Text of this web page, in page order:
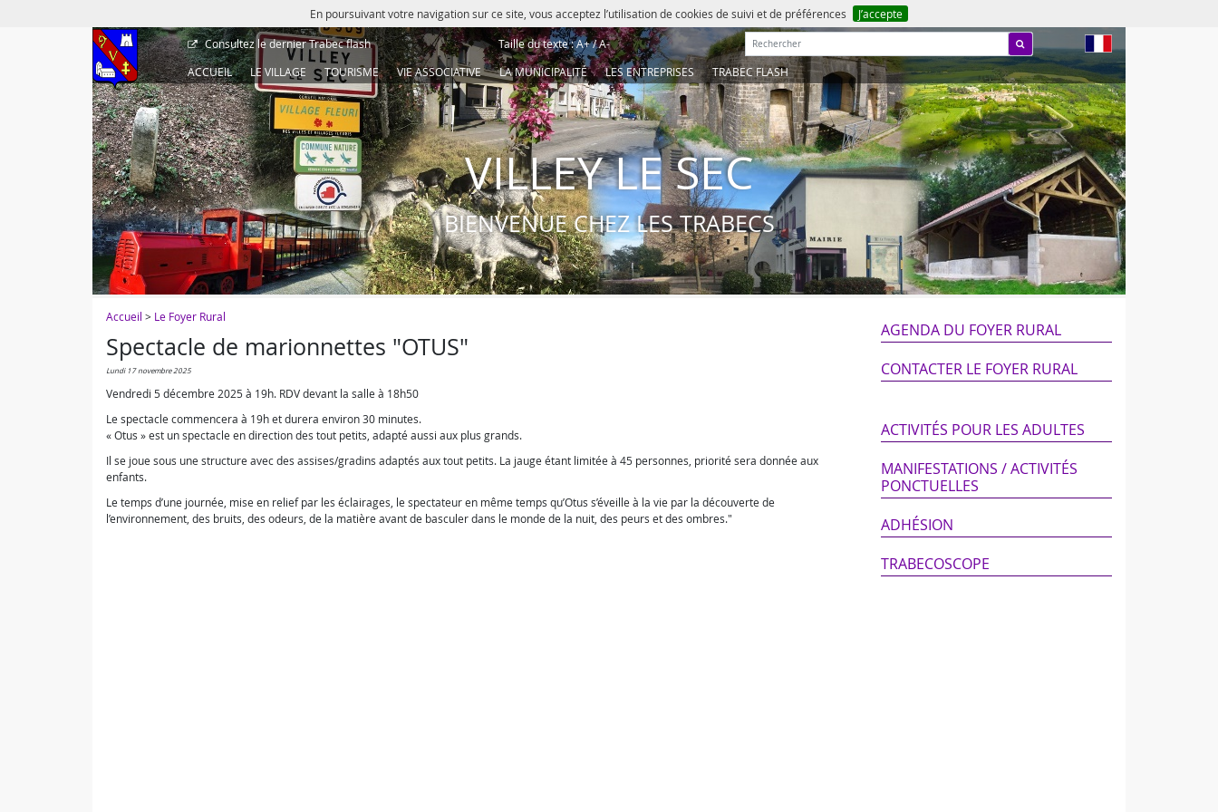
En poursuivant votre navigation sur ce site, vous acceptez l’utilisation de cookies de suivi et de préférences J’accepte
Consultez le dernierTrabec flash Taille du texte :A+/A- Rechercher :
ACCUEIL
LE VILLAGE TOURISME VIE ASSOCIATIVE LA MUNICIPALITÉ LES ENTREPRISES TRABEC FLASH
VILLEY LE SEC
BIENVENUE CHEZ LES TRABECS
Accueil > Le Foyer Rural
Spectacle de marionnettes "OTUS"
lundi 17 novembre 2025
Vendredi 5 décembre 2025 à 19h. RDV devant la salle à 18h50
Le spectacle commencera à 19h et durera environ 30 minutes.
« Otus » est un spectacle en direction des tout petits, adapté aussi aux plus grands.
Il se joue sous une structure avec des assises/gradins adaptés aux tout petits. La jauge étant limitée à 45 personnes, priorité sera donnée aux
enfants.
Le temps d’une journée, mise en relief par les éclairages, le spectateur en même temps qu’Otus s’éveille à la vie par la découverte de
l’environnement, des bruits, des odeurs, de la matière avant de basculer dans le monde de la nuit, des peurs et des ombres."
AGENDA DU FOYER RURAL
CONTACTER LE FOYER RURAL
ACTIVITÉS POUR LES ADULTES
MANIFESTATIONS / ACTIVITÉS
PONCTUELLES
ADHÉSION
TRABECOSCOPE